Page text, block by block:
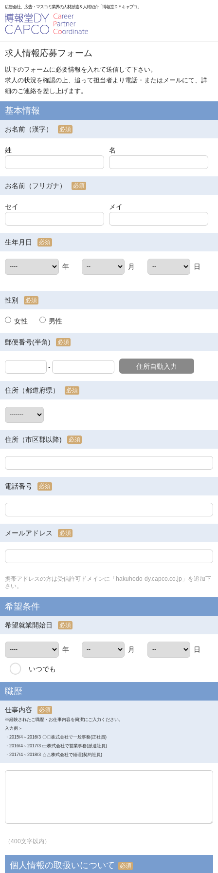
広告会社、広告・マスコミ業界の人材派遣＆人材紹介「博報堂ＤＹキャプコ」
求人情報応募フォーム
以下のフォームに必要情報を入れて送信して下さい。
求人の状況を確認の上、追って担当者より電話・またはメールにて、詳
細のご連絡を差し上げます。
基本情報
お名前（漢字） 必須
姓 名
お名前（フリガナ） 必須
セイ メイ
生年月日 必須
年 月 日
性別 必須
女性 男性
郵便番号(半角) 必須
- 住所自動入力
住所（都道府県） 必須
住所（市区郡以降) 必須
電話番号 必須
メールアドレス 必須
携帯アドレスの方は受信許可ドメインに「hakuhodo-dy.capco.co.jp」を追加下
さい。
希望条件
希望就業開始日 必須
年 月 日
いつでも
職歴
仕事内容 必須
※経験されたご職歴・お仕事内容を簡潔にご入力ください。
入力例＞
・2015/4～2016/3 〇〇株式会社で一般事務(正社員)
・2016/4～2017/3 □□株式会社で営業事務(派遣社員)
・2017/4～2018/3 △△株式会社で経理(契約社員)
（400文字以内）
個人情報の取扱いについて 必須